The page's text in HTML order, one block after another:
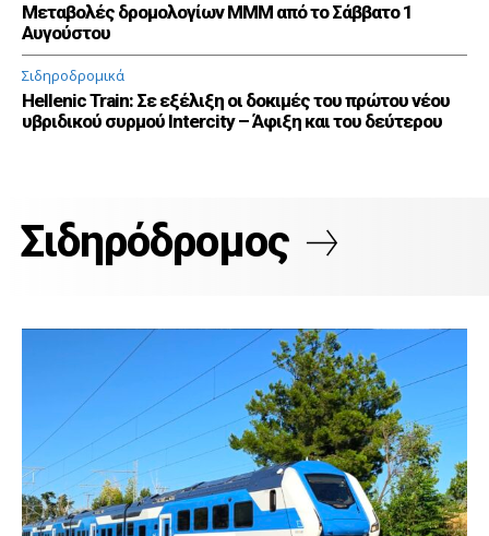
Μεταβολές δρομολογίων ΜΜΜ από το Σάββατο 1
Αυγούστου
Σιδηροδρομικά
Hellenic Train: Σε εξέλιξη οι δοκιμές του πρώτου νέου
υβριδικού συρμού Intercity – Άφιξη και του δεύτερου
Σιδηρόδρομος